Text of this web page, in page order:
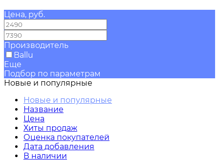
Цена, руб.
Производитель
Ballu
Еще
Подбор по параметрам
Новые и популярные
Новые и популярные
Название
Цена
Хиты продаж
Оценка покупателей
Дата добавления
В наличии